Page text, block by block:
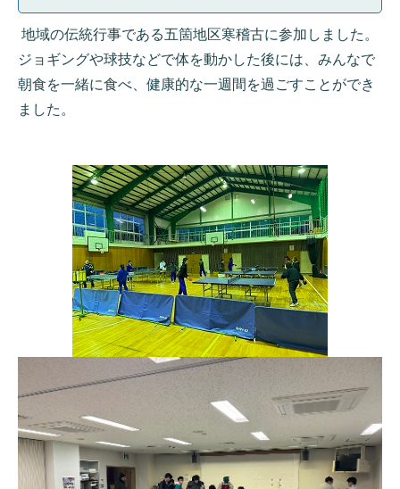
地域の伝統行事である五箇地区寒稽古に参加しました。
ジョギングや球技などで体を動かした後には、みんなで
朝食を一緒に食べ、健康的な一週間を過ごすことができ
ました。